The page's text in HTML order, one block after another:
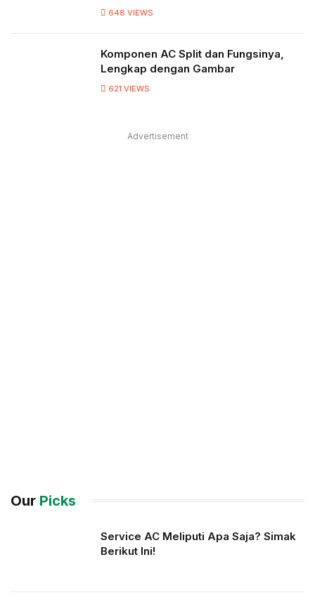
648 VIEWS
Komponen AC Split dan Fungsinya,
Lengkap dengan Gambar
621 VIEWS
Advertisement
Our Picks
Service AC Meliputi Apa Saja? Simak
Berikut Ini!